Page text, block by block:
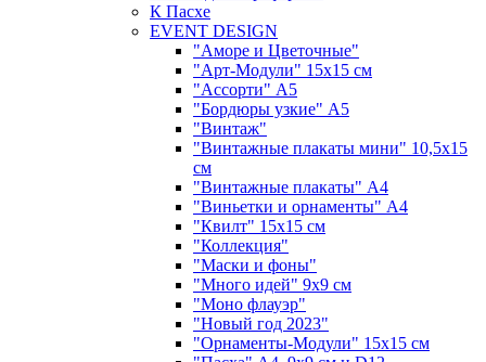
К Пасхе
EVENT DESIGN
"Аморе и Цветочные"
"Арт-Модули" 15х15 см
"Ассорти" А5
"Бордюры узкие" А5
"Винтаж"
"Винтажные плакаты мини" 10,5х15
см
"Винтажные плакаты" А4
"Виньетки и орнаменты" А4
"Квилт" 15х15 см
"Коллекция"
"Маски и фоны"
"Много идей" 9х9 см
"Моно флауэр"
"Новый год 2023"
"Орнаменты-Модули" 15х15 см